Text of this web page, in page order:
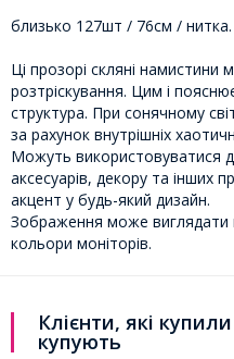
близько 127шт / 76см / нитка.
Ці прозорі скляні намистини
розтріскування. Цим і
структура. При сонячному
за рахунок внутрішніх
Можуть використовуватися
аксесуарів, декору та інших
акцент у будь-який дизайн.
Зображення може виглядати
кольори моніторів.
Клієнти, які
купують